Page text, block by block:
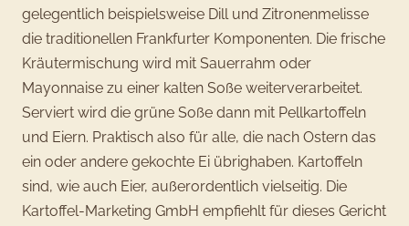
gelegentlich beispielsweise Dill und Zitronenmelisse
die traditionellen Frankfurter Komponenten. Die frische
Kräutermischung wird mit Sauerrahm oder
Mayonnaise zu einer kalten Soße weiterverarbeitet.
Serviert wird die grüne Soße dann mit Pellkartoffeln
und Eiern. Praktisch also für alle, die nach Ostern das
ein oder andere gekochte Ei übrighaben. Kartoffeln
sind, wie auch Eier, außerordentlich vielseitig. Die
Kartoffel-Marketing GmbH empfiehlt für dieses Gericht